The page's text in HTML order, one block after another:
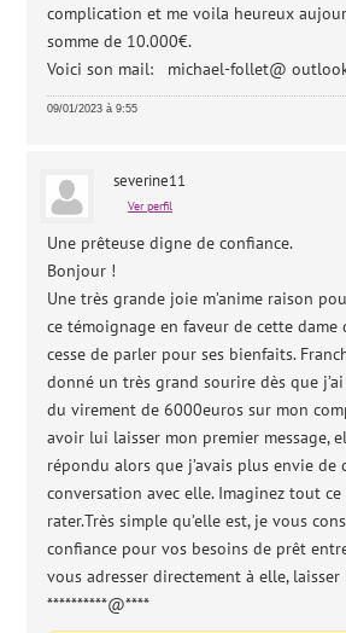
complication et me voila heureux
somme de 10.000€.
Voici son mail: michael-follet@
09/01/2023 à 9:55
severine11
Ver perfil
Une prêteuse digne de confiance.
Bonjour !
Une très grande joie m’anime raison
ce témoignage en faveur de cette
cesse de parler pour ses bienfaits.
donné un très grand sourire dès que
du virement de 6000euros sur mon
avoir lui laisser mon premier message,
répondu alors que j’avais plus envie de
conversation avec elle. Imaginez tout ce
rater.Très simple qu’elle est, je vous
confiance pour vos besoins de prêt
vous adresser directement à elle,
**********@****